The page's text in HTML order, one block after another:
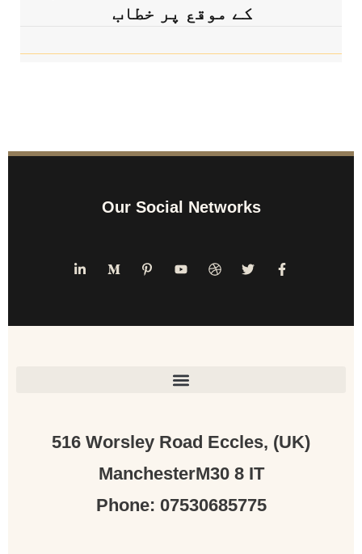
کے موقع پر خطاب
Our Social Networks
(UK) 516 Worsley Road Eccles,
ManchesterM30 8 IT
Phone: 07530685775